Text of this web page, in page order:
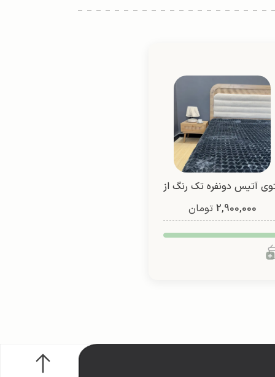
آتیس دونفره تک رنگ از
شادیلون (طرح2)
2,900,000 تومان